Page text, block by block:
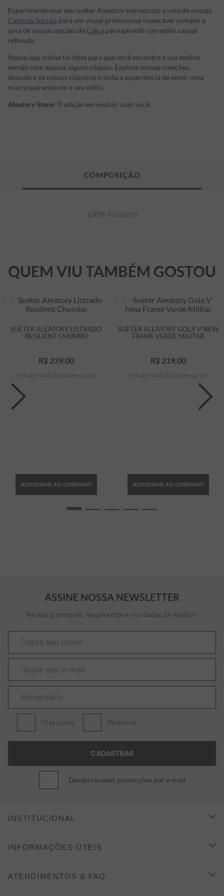
Experimente usar seu suéter Aleatory sobreposto a uma de nossas
Camisas Sociais para um visual profissional impecável somado a
uma de nossas opções de Calça para garantir um estilo casual
refinado.
Nossa loja online foi feita para que você encontre a sua melhor
versão com apenas alguns cliques. Explore nossas coleções,
descubra os nossos clássicos e sinta a experiência de vestir uma
marca que entende o seu estilo.
Aleatory Store: Tradição em evoluir com você.
100% Poliéster
QUEM VIU TAMBÉM GOSTOU
SUÉTER ALEATORY LISTRADO
RESILIENT CHUMBO
R$ 239,00
Em até 7 x R$ 34 14 sem juros
ADICIONAR AO CARRINHO
SUÉTER ALEATORY GOLA V NEW
FRAME VERDE MILITAR
R$ 219,00
Em até 7 x R$ 31 28 sem juros
ADICIONAR AO CARRINHO
ASSINE NOSSA NEWSLETTER
Receba promoções, lançamentos e novidades da Aleatory
Masculino Feminino
Desejo receber promoções por e-mail
INSTITUCIONAL
CONHEÇA A ALEATORY
INFORMAÇÕES ÚTEIS
ATENDIMENTOS & FAQ